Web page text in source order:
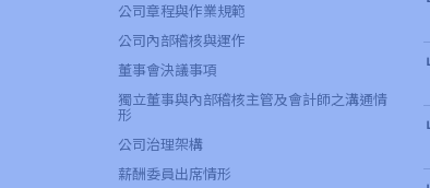
公司章程與作業規範
公司內部稽核與運作
董事會決議事項
獨立董事與內部稽核主管及會計師之溝通情
形
公司治理架構
薪酬委員出席情形